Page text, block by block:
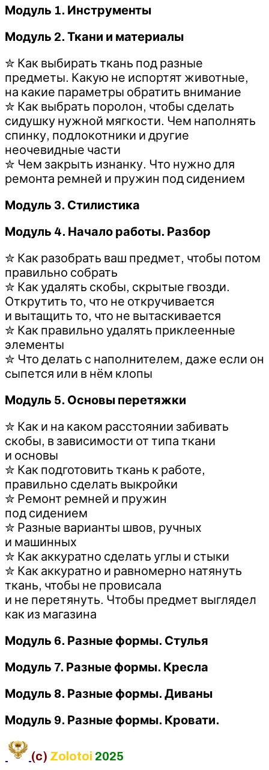
Модуль 1. Инструменты
Модуль 2. Ткани и материалы
✮ Как выбирать ткань под разные
предметы. Какую не испортят животные,
на какие параметры обратить внимание
✮ Как выбрать поролон, чтобы сделать
сидушку нужной мягкости. Чем наполнять
спинку, подлокотники и другие
неочевидные части
✮ Чем закрыть изнанку. Что нужно для
ремонта ремней и пружин под сидением
Модуль 3. Стилистика
Модуль 4. Начало работы. Разбор
✮ Как разобрать ваш предмет, чтобы потом
правильно собрать
✮ Как удалять скобы, скрытые гвозди.
Открутить то, что не откручивается
и вытащить то, что не вытаскивается
✮ Как правильно удалять приклеенные
элементы
✮ Что делать с наполнителем, даже если он
сыпется или в нём клопы
Модуль 5. Основы перетяжки
✮ Как и на каком расстоянии забивать
скобы, в зависимости от типа ткани
и основы
✮ Как подготовить ткань к работе,
правильно сделать выкройки
✮ Ремонт ремней и пружин
под сидением
✮ Разные варианты швов, ручных
и машинных
✮ Как аккуратно сделать углы и стыки
✮ Как аккуратно и равномерно натянуть
ткань, чтобы не провисала
и не перетянуть. Чтобы предмет выглядел
как из магазина
Модуль 6. Разные формы. Стулья
Модуль 7. Разные формы. Кресла
Модуль 8. Разные формы. Диваны
Модуль 9. Разные формы. Кровати.
(c) Zolotoi 2025